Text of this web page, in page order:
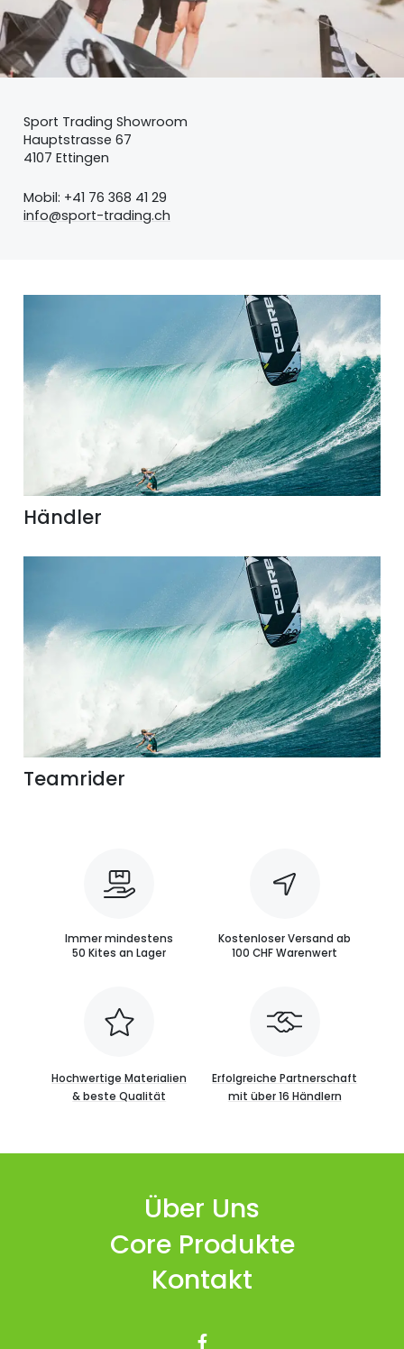
Sport Trading Showroom
Hauptstrasse 67
4107 Ettingen
Mobil: +41 76 368 41 29
info@sport-trading.ch
Händler
Teamrider
Immer mindestens
50 Kites an Lager
Kostenloser Versand ab
100 CHF Warenwert
Hochwertige Materialien
& beste Qualität
Erfolgreiche Partnerschaft
mit über 16 Händlern
Über Uns
Core Produkte
Kontakt
